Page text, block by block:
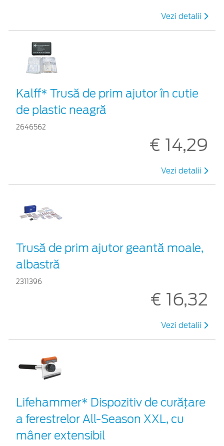
Vezi detalii
Kalff* Trusă de prim ajutor în cutie
de plastic neagră
2646562
€ 14,29
Vezi detalii
Trusă de prim ajutor geantă moale,
albastră
2311396
€ 16,32
Vezi detalii
Lifehammer* Dispozitiv de curățare
a ferestrelor All-Season XXL, cu
mâner extensibil